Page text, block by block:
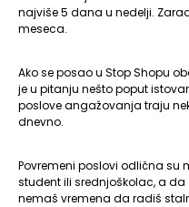
najviše 5 dana u nedelji.
meseca.
Ako se posao u Stop Shopu
je u pitanju nešto poput
poslove angažovanja traju
dnevno.
Povremeni poslovi odlična su
student ili srednjoškolac, a
nemaš vremena da radiš